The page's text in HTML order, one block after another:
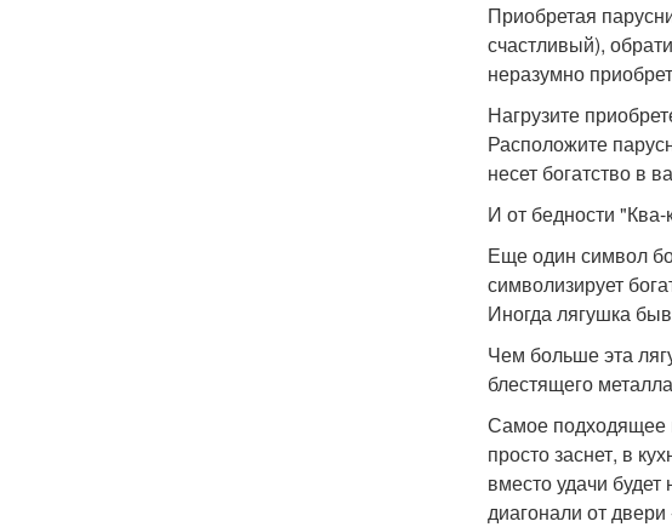
Приобретая
счастливый),
неразумно
Нагрузите
Расположите
несет богатство в
И от бедности "Ква-
Еще один символ
символизирует
Иногда лягушка
Чем больше эта
блестящего
Самое подходящее
просто заснет, в
вместо удачи
диагонали от